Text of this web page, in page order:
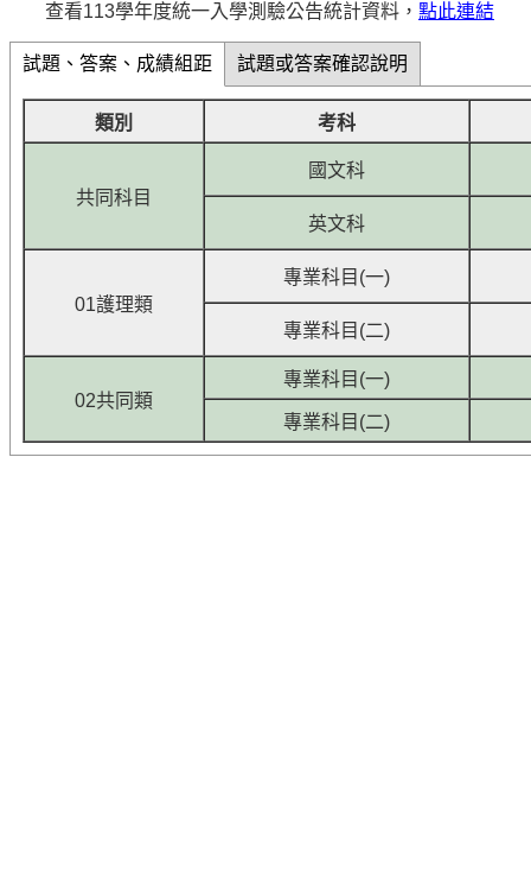
查看113學年度統一入學測驗公告統計資料， 點此連結
試題、答案、成績組距 試題或答案確認說明
類別 考科
共同科目
國文科
英文科
01護理類
專業科目(一)
專業科目(二)
02共同類
專業科目(一)
專業科目(二)